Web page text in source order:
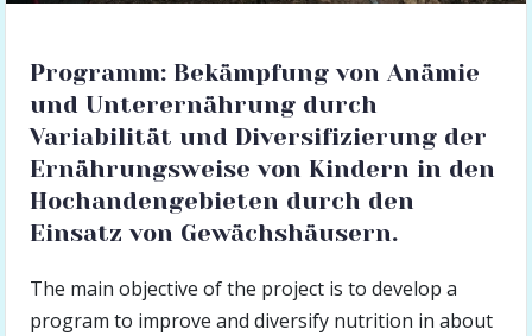
Programm: Bekämpfung von Anämie
und Unterernährung durch
Variabilität und Diversifizierung der
Ernährungsweise von Kindern in den
Hochandengebieten durch den
Einsatz von Gewächshäusern.
The main objective of the project is to develop a
program to improve and diversify nutrition in about